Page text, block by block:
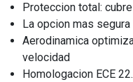
Proteccion total:
La opcion mas
Aerodinamica
velocidad
Homologacion ECE